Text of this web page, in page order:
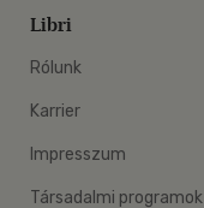
Libri
Rólunk
Karrier
Impresszum
Társadalmi programok